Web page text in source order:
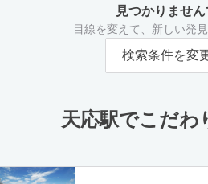
見つかりませ
目線を変えて、新しい発
検索条件を変
天応駅でこだわ